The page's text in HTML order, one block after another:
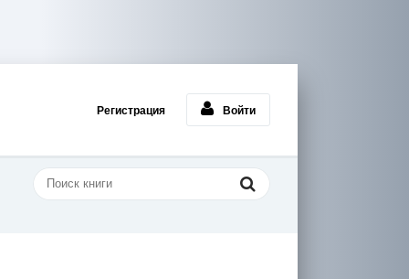
Регистрация Войти